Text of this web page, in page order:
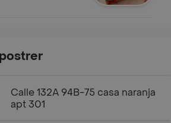
Calle 132A 94B-75 casa naranja
apt 301